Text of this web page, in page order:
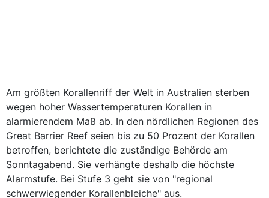
Am größten Korallenriff der Welt in Australien sterben
wegen hoher Wassertemperaturen Korallen in
alarmierendem Maß ab. In den nördlichen Regionen des
Great Barrier Reef seien bis zu 50 Prozent der Korallen
betroffen, berichtete die zuständige Behörde am
Sonntagabend. Sie verhängte deshalb die höchste
Alarmstufe. Bei Stufe 3 geht sie von "regional
schwerwiegender Korallenbleiche" aus.